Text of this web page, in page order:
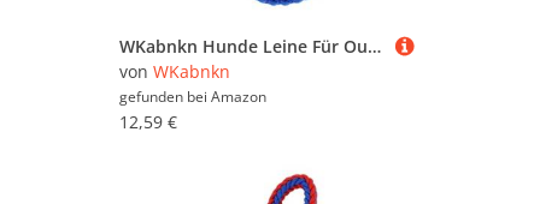
WKabnkn Hunde Leine Für Outdoor Walking Nopull Haustiertraining Leiter Praktisches Nylon Leine Einstellbares Traktionsseil Für Große Hunde Blei
von WKabnkn
gefunden bei Amazon
12,59 €